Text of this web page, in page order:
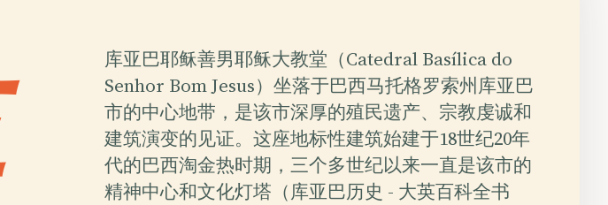
库亚巴耶稣善男耶稣大教堂（Catedral Basílica do
Senhor Bom Jesus）坐落于巴西马托格罗索州库亚巴
市的中心地带，是该市深厚的殖民遗产、宗教虔诚和
建筑演变的见证。这座地标性建筑始建于18世纪20年
代的巴西淘金热时期，三个多世纪以来一直是该市的
精神中心和文化灯塔（库亚巴历史 - 大英百科全书